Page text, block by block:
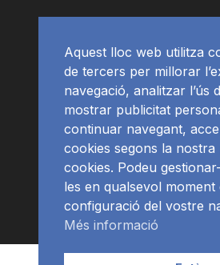
APP
Aquest lloc web utilitza
de tercers per millorar
navegació, analitzar l’ús
mostrar publicitat
continuar navegant,
cookies segons la nostra
cookies. Podeu
les en qualsevol moment
configuració del vostre
Més informació